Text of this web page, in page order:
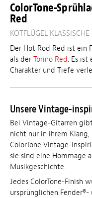
ColorTone-
Red
KOTFLÜGEL
Der Hot Rod Red ist ein
als der Torino Red. Es ist
Charakter und Tiefe
Unsere Vintage-
Bei Vintage-Gitarren
nicht nur in ihrem Klang,
ColorTone Vintage-
sie sind eine Hommage
Musikgeschichte.
Jedes ColorTone-Finish
ursprünglichen